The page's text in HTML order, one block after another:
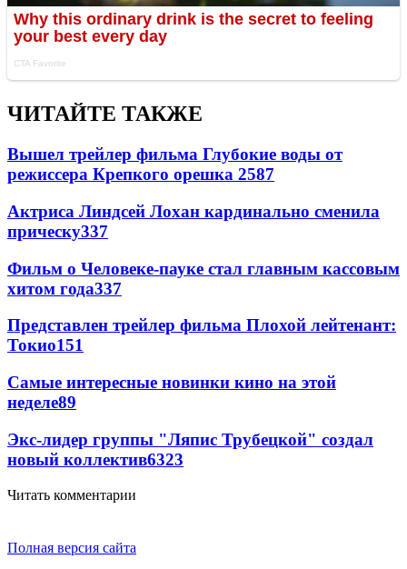
ЧИТАЙТЕ ТАКЖЕ
Вышел трейлер фильма Глубокие воды от
режиссера Крепкого орешка 2587
Актриса Линдсей Лохан кардинально сменила
прическу337
Фильм о Человеке-пауке стал главным кассовым
хитом года337
Представлен трейлер фильма Плохой лейтенант:
Токио151
Самые интересные новинки кино на этой
неделе89
Экс-лидер группы "Ляпис Трубецкой" создал
новый коллектив6323
Читать комментарии
Полная версия сайта